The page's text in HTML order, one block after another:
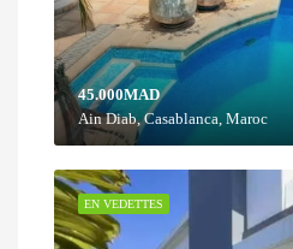
45.000MAD
Ain Diab, Casablanca, Maroc
EN VEDETTES